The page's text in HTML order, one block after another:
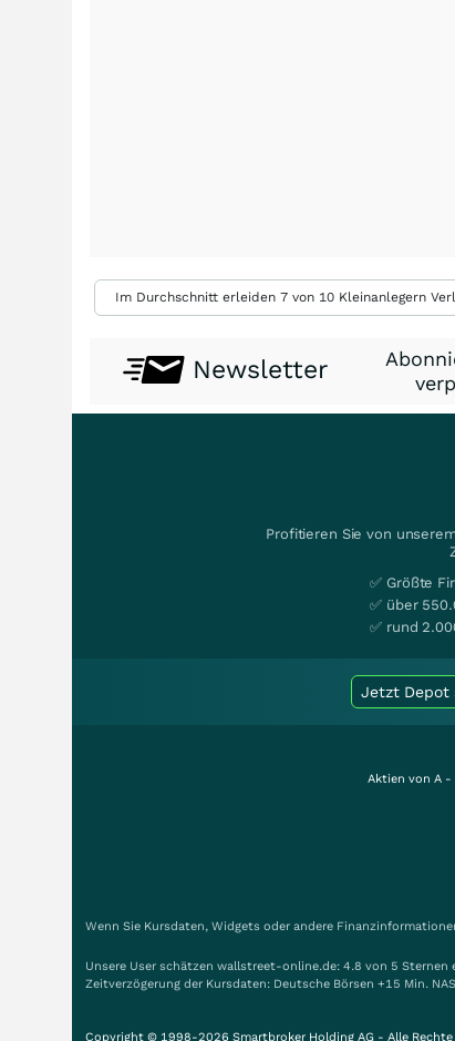
Im Durchschnitt erleiden 7 von 10 Kleinanlegern
Newsletter
Profitieren Sie von
✅ Größte
✅ über
✅ rund
Jetzt Depot
Aktien von A -
Wenn Sie Kursdaten, Widgets oder andere
Unsere User schätzen wallstreet-online.de: 4.8 von 5
Zeitverzögerung der Kursdaten: Deutsche Börsen +15 Min.
Copyright © 1998-2026 Smartbroker Holding AG - Alle